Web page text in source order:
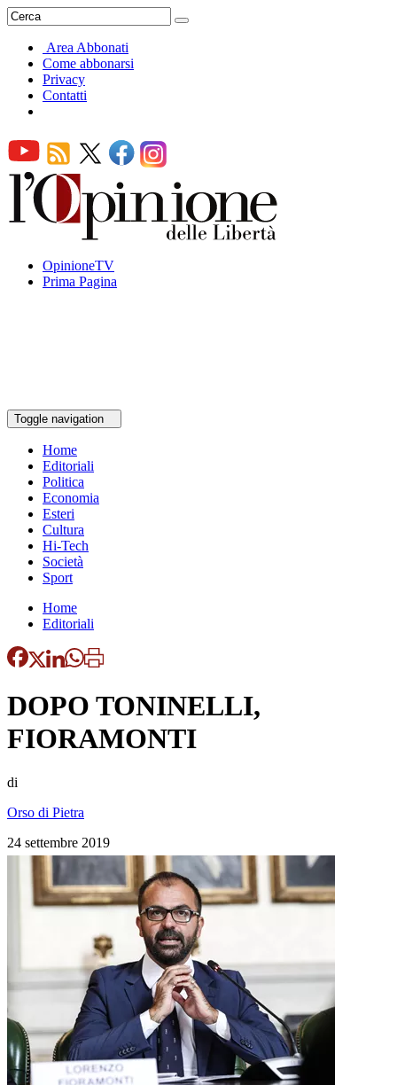
Area Abbonati
Come abbonarsi
Privacy
Contatti
OpinioneTV
Prima Pagina
Toggle navigation
Home
Editoriali
Politica
Economia
Esteri
Cultura
Hi-Tech
Società
Sport
Home
Editoriali
DOPO TONINELLI,
FIORAMONTI
di
Orso di Pietra
24 settembre 2019